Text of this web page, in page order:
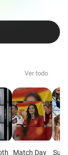
Ver todo
Match Day